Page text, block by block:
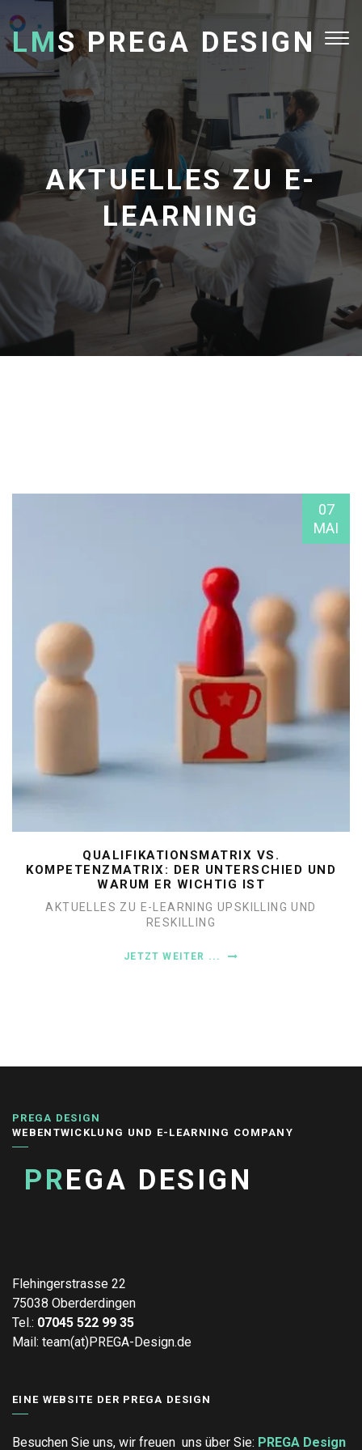
LMS PREGA DESIGN
AKTUELLES ZU E-
LEARNING
07
MAI
QUALIFIKATIONSMATRIX VS.
KOMPETENZMATRIX: DER UNTERSCHIED UND
WARUM ER WICHTIG IST
AKTUELLES ZU E-LEARNING UPSKILLING UND
RESKILLING
JETZT WEITER ...
PREGA DESIGN
WEBENTWICKLUNG UND E-LEARNING COMPANY
PREGA DESIGN
Flehingerstrasse 22
75038 Oberderdingen
Tel.: 07045 522 99 35
Mail: team(at)PREGA-Design.de
EINE WEBSITE DER PREGA DESIGN
Besuchen Sie uns, wir freuen uns über Sie: PREGA Design